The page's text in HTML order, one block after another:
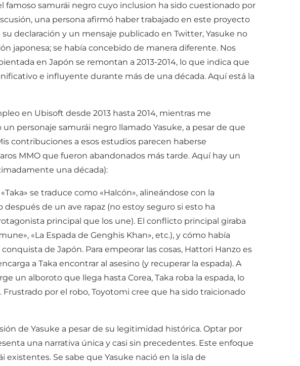
famoso samurái negro cuyo inclusion ha sido cuestionado por
una persona afirmó haber trabajado en este proyecto
declaración y un mensaje publicado en Twitter, Yasuke no
japonesa; se había concebido de manera diferente. Nos
en Japón se remontan a 2013-2014, lo que indica que
e influyente durante más de una década. Aquí está la
en Ubisoft desde 2013 hasta 2014, mientras me
personaje samurái negro llamado Yasuke, a pesar de que
contribuciones a esos estudios parecen haberse
MMO que fueron abandonados más tarde. Aquí hay un
una década):
se traduce como «Halcón», alineándose con la
de un ave rapaz (no estoy seguro si esto ha
principal que los une). El conflicto principal giraba
«La Espada de Genghis Khan», etc.), y cómo había
de Japón. Para empeorar las cosas, Hattori Hanzo es
a Taka encontrar al asesino (y recuperar la espada). A
un alboroto que llega hasta Corea, Taka roba la espada, lo
por el robo, Toyotomi cree que ha sido traicionado
de Yasuke a pesar de su legitimidad histórica. Optar por
una narrativa única y casi sin precedentes. Este enfoque
Se sabe que Yasuke nació en la isla de